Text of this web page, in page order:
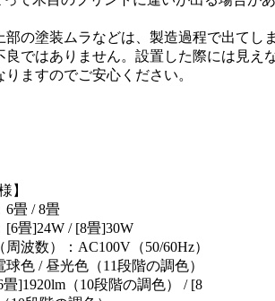
の塗装ムラなどは、製造過程で出てし
良ではありません。設置した際には見え
りますのでご安心ください。
】
6畳 / 8畳
[6畳]24W / [8畳]30W
波数）：AC100V（50/60Hz）
色 / 昼光色（11段階の調色）
]1920lm（10段階の調色） / [8